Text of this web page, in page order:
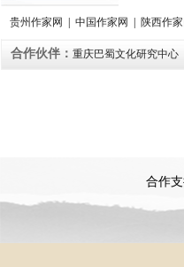
贵州作家网 | 中国作家网 | 陕西作
合作伙伴： 重庆巴蜀文化研究中心
合作